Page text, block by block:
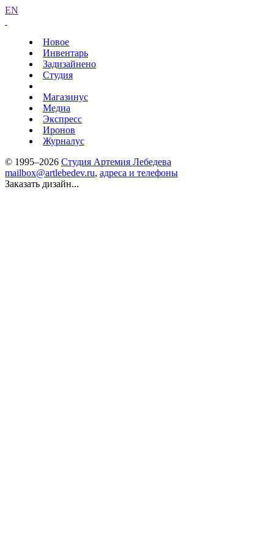
EN
Новое
Инвентарь
Задизайнено
Студия
Магазинус
Медиа
Экспресс
Иронов
Журналус
© 1995–2026 Студия Артемия Лебедева
mailbox@artlebedev.ru, адреса и телефоны
Заказать дизайн...